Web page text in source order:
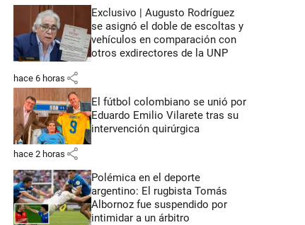
Exclusivo | Augusto Rodríguez
se asignó el doble de escoltas y
vehículos en comparación con
otros exdirectores de la UNP
hace 6 horas share
El fútbol colombiano se unió por
Eduardo Emilio Vilarete tras su
intervención quirúrgica
hace 2 horas share
Polémica en el deporte
argentino: El rugbista Tomás
Albornoz fue suspendido por
intimidar a un árbitro